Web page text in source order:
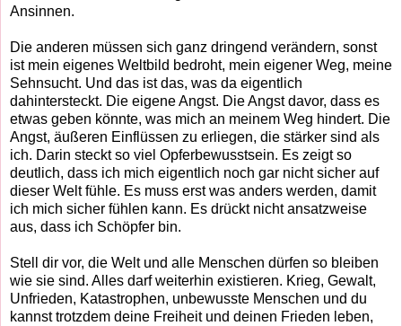
Ansinnen.
Die anderen müssen sich ganz dringend verändern, sonst
ist mein eigenes Weltbild bedroht, mein eigener Weg, meine
Sehnsucht. Und das ist das, was da eigentlich
dahintersteckt. Die eigene Angst. Die Angst davor, dass es
etwas geben könnte, was mich an meinem Weg hindert. Die
Angst, äußeren Einflüssen zu erliegen, die stärker sind als
ich. Darin steckt so viel Opferbewusstsein. Es zeigt so
deutlich, dass ich mich eigentlich noch gar nicht sicher auf
dieser Welt fühle. Es muss erst was anders werden, damit
ich mich sicher fühlen kann. Es drückt nicht ansatzweise
aus, dass ich Schöpfer bin.
Stell dir vor, die Welt und alle Menschen dürfen so bleiben
wie sie sind. Alles darf weiterhin existieren. Krieg, Gewalt,
Unfrieden, Katastrophen, unbewusste Menschen und du
kannst trotzdem deine Freiheit und deinen Frieden leben,